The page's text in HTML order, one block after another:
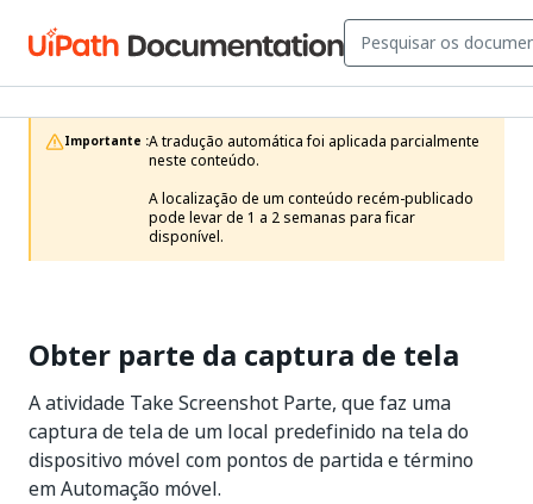
Importante :A tradução automática foi aplicada parcialmente
neste conteúdo.
A localização de um conteúdo recém-publicado
pode levar de 1 a 2 semanas para ficar
disponível.
Obter parte da captura de tela
A atividade Take Screenshot Parte, que faz uma
captura de tela de um local predefinido na tela do
dispositivo móvel com pontos de partida e término
em Automação móvel.